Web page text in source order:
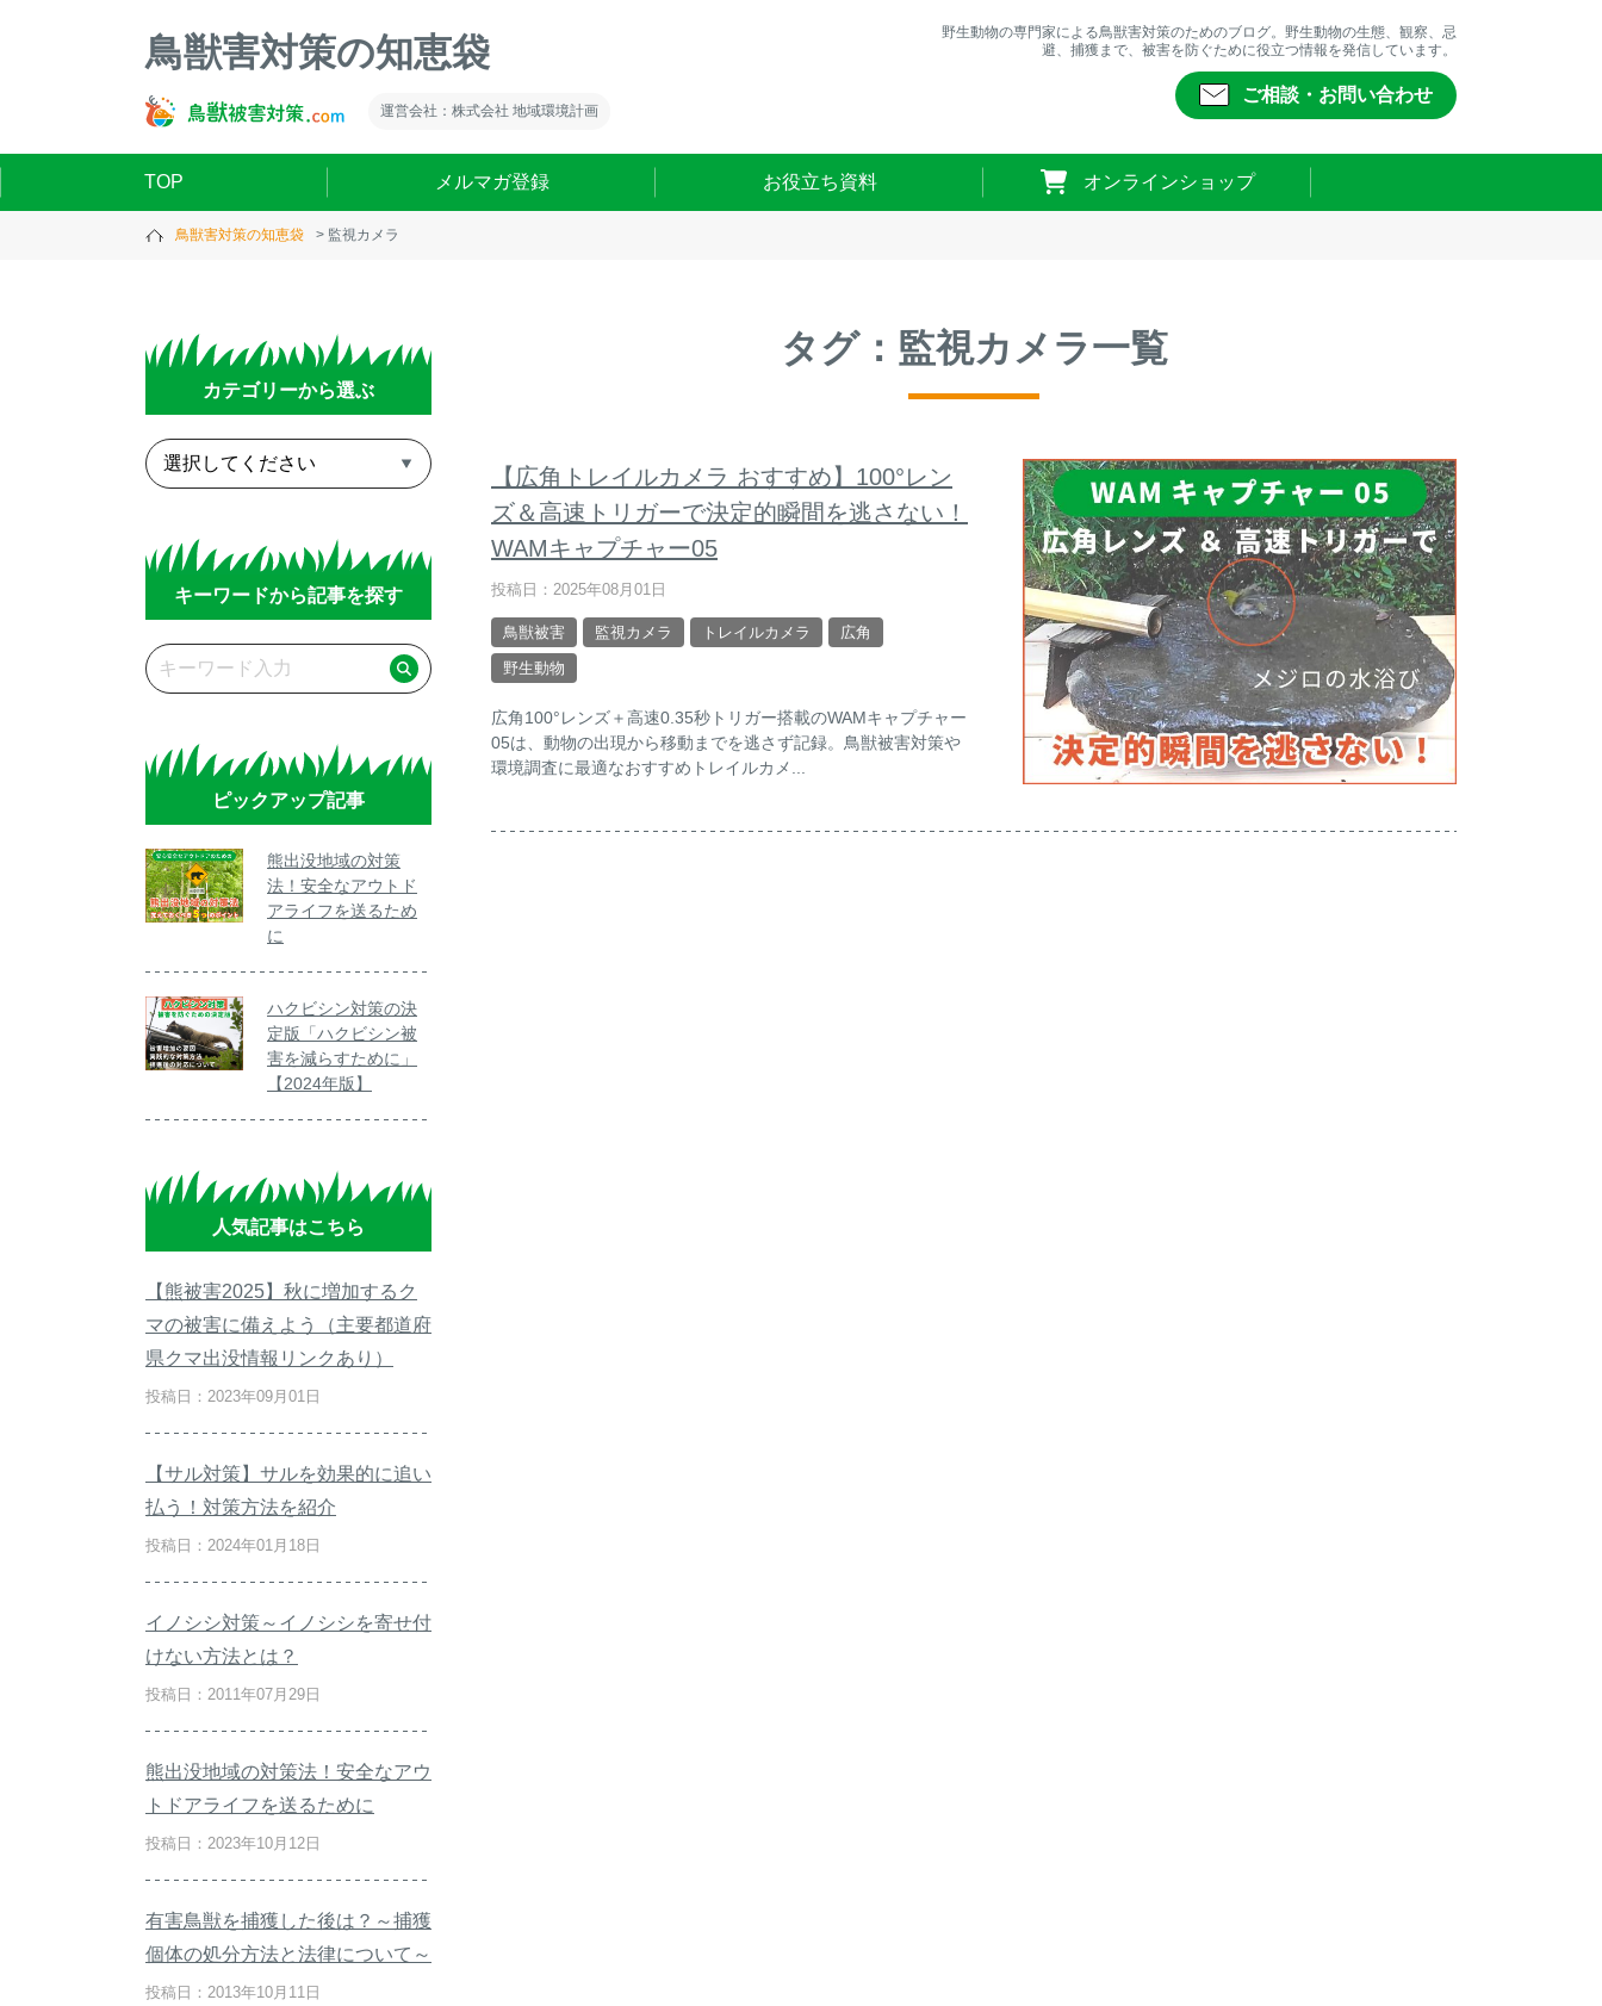
鳥獣害対策の知恵袋
運営会社：株式会社 地域環境計画
野生動物の専門家による鳥獣害対策のためのブログ。野生動物の生態、観察、忌
避、捕獲まで、被害を防ぐために役立つ情報を発信しています。
ご相談・お問い合わせ
TOP メルマガ登録 お役立ち資料 オンラインショップ
鳥獣害対策の知恵袋 監視カメラ
カテゴリーから選ぶ
キーワードから記事を探す
ピックアップ記事
熊出没地域の対策
法！安全なアウトド
アライフを送るため
に
ハクビシン対策の決
定版「ハクビシン被
害を減らすために」
【2024年版】
人気記事はこちら
【熊被害2025】秋に増加するク
マの被害に備えよう（主要都道府
県クマ出没情報リンクあり）
投稿日：2023年09月01日
【サル対策】サルを効果的に追い
払う！対策方法を紹介
投稿日：2024年01月18日
イノシシ対策～イノシシを寄せ付
けない方法とは？
投稿日：2011年07月29日
熊出没地域の対策法！安全なアウ
トドアライフを送るために
投稿日：2023年10月12日
有害鳥獣を捕獲した後は？～捕獲
個体の処分方法と法律について～
投稿日：2013年10月11日
タグ：監視カメラ一覧
【広角トレイルカメラ おすすめ】100°レン
ズ＆高速トリガーで決定的瞬間を逃さない！
WAMキャプチャー05
投稿日：2025年08月01日
鳥獣被害 監視カメラ トレイルカメラ
広角
野生動物
広角100°レンズ＋高速0.35秒トリガー搭載のWAMキャプチャー
05は、動物の出現から移動までを逃さず記録。鳥獣被害対策や
環境調査に最適なおすすめトレイルカメ...